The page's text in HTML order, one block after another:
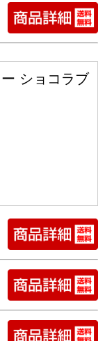
ショコラブ